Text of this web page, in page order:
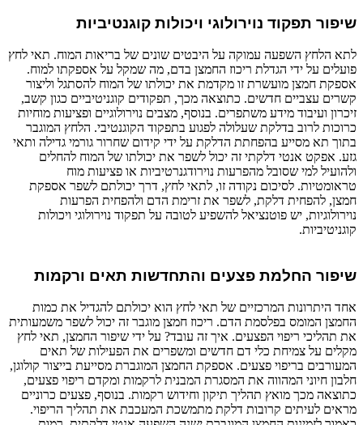
שיפור תפקוד נוירולוגי ויכולות קוגנטיביות
לתא הלחץ השפעה עמוקה על היבטים שונים של בריאות המוח. תאי לחץ
פועלים על ידי הגדלת ריכוז החמצן בדם, מה שמקל על אספקתו למוח.
אספקת חמצן מועשרת זו מקדמת את יכולתו של המוח להסתגל וליצור
קשרים עצביים חדשים. כתוצאה מכך, תפקודים קוגניטיביים כגון קשב,
זיכרון ועיבוד מידע משתפרים. בנוסף, מצבים נוירולוגיים ופציעות מוחיות
כרוכות לרוב בדלקת שעלולה לפגוע בתפקוד הקוגנטיבי. הלחץ המוגבר
בתוך תא מסייע בהפחתת הדלקת על ידי קידום שחרור גורמי גדילה ותאי
גזע. אפקט אנטי דלקתי זה יכול לשפר את יכולתו של המוח להחלים
ולהועיל למי שסובל מהפרעות נוירודגנרטיביות או פציעות מוח
טראומטיות. לסיכום נקודה זו, לתאי לחץ, דרך יכולתם לשפר אספקת
חמצן, להפחית דלקת, לשפר את זרימת הדם ולהפחית הפרעות
נוירולוגיות, יש פוטנציאל להשפיע לטובה על תפקוד נוירולוגי ויכולות
קוגניטיביות.
שיפור החלמת פצעים והתחדשות תאים ורקמות
אחד היתרונות המרכזיים של תאי לחץ הוא יכולתם להגדיל את כמות
החמצן המומס בפלסמת הדם. ריכוז חמצן מוגבר זה יכול לשפר משמעותית
את תהליכי ריפוי הפצעים. איך זה עובד? על ידי שיפור החמצן, תאי לחץ
מקלים על צמיחת כלי דם חדשים ומשפרים את הפעילות של תאים
המעורבים בריפוי פצעים. אספקת החמצן המוגברת מסייעת בייצור קולוגן,
חלבון חיוני המהווה את המסגרת המבנית לרקמות ומקדם ריפוי פצעים,
כתוצאה מכך מואץ תהליך תיקון וחידוש רקמות. בנוסף, פצעים כרוניים
מראים לעיתים קרובות דלקת מתמשכת המעכבת את תהליך הריפוי.